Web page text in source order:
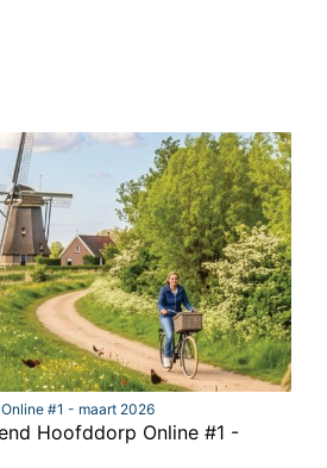
#1 - maart 2026
Hoofddorp Online #1 -